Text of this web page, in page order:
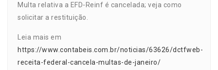
Multa relativa a EFD-Reinf é cancelada; veja como
solicitar a restituição.
Leia mais em
https://www.contabeis.com.br/noticias/63626/dctfweb-
receita-federal-cancela-multas-de-janeiro/